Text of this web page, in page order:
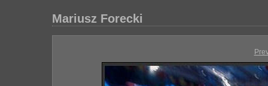
Mariusz Forecki